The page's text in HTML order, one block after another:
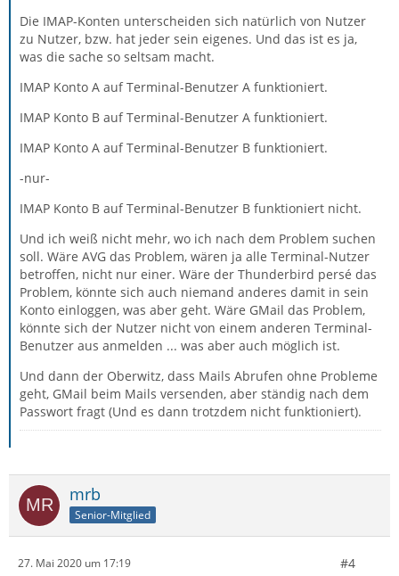
Die IMAP-Konten unterscheiden sich natürlich von Nutzer
zu Nutzer, bzw. hat jeder sein eigenes. Und das ist es ja,
was die sache so seltsam macht.
IMAP Konto A auf Terminal-Benutzer A funktioniert.
IMAP Konto B auf Terminal-Benutzer A funktioniert.
IMAP Konto A auf Terminal-Benutzer B funktioniert.
-nur-
IMAP Konto B auf Terminal-Benutzer B funktioniert nicht.
Und ich weiß nicht mehr, wo ich nach dem Problem suchen
soll. Wäre AVG das Problem, wären ja alle Terminal-Nutzer
betroffen, nicht nur einer. Wäre der Thunderbird persé das
Problem, könnte sich auch niemand anderes damit in sein
Konto einloggen, was aber geht. Wäre GMail das Problem,
könnte sich der Nutzer nicht von einem anderen Terminal-
Benutzer aus anmelden ... was aber auch möglich ist.
Und dann der Oberwitz, dass Mails Abrufen ohne Probleme
geht, GMail beim Mails versenden, aber ständig nach dem
Passwort fragt (Und es dann trotzdem nicht funktioniert).
mrb
Senior-Mitglied
27. Mai 2020 um 17:19 #4